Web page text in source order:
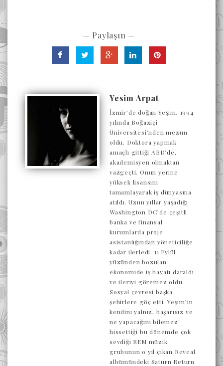
— Paylaşın —
Yesim Arpat
İzmir’de doğan Yeşim, 1994
yılında Boğaziçi
Üniversitesi’nden mezun
oldu. Doktora yapmak
amaçlı gittiği ABD’de,
akademisyen olmaktan
vazgeçti. Onun yerine
yüksek lisansını
tamamlayarak iş dünyasına
atıldı. Uzun yıllar yaşadığı
Washington DC’de çeşitli
banka ve finansal
kurumlarda proje
asistanlığından yöneticiliğe
kadar ilerledi. 11 Eylül
yüzünden bozulan
ekonomide iş hayatı daraldı
ve ileriyi göremez oldu.
Sosyal çevresi başka
şehirlere göç etti. Yeşim’in
kendini yalnız, başarısız ve
ne yapacağını bilemez
hissettiği bu dönemde çok
sevdiği REM müzik
grubunun o yıl çıkan Reveal
albümündeki Saturn Return